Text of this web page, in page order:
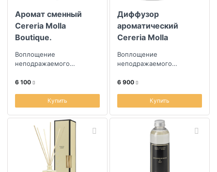
Аромат сменный
Cereria Molla
Boutique.
лаванда
Воплощение
неподражаемого
из Испании
6 100
Купить
Диффузор
ароматический
Cereria Molla
мандарин
Воплощение
неподражаемого
из Испании
6 900
Купить